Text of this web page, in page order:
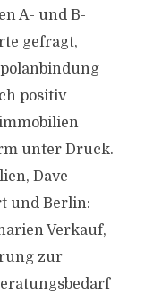
A- und B-
gefragt,
positiv
unter Druck.
Dave-
und Berlin:
Verkauf,
zur